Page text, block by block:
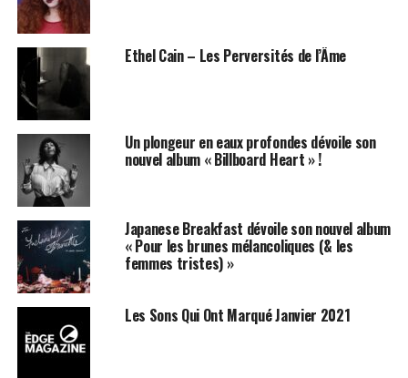
ou les flows semblent parfois rigides, mais elle brille
lorsqu’elle collabore avec d’autres rappeurs ou artistes
de renom. Étant donné sa notoriété, il serait naïf de
penser qu’elle disparaîtra après cet album. Ainsi, notre
curiosité quant à son évolution reste intacte.
Découvrons les cinq meilleures chansons de
Y2K!d’Ice
Spice, selon
VIBE.
« Phat Butt »
Ethel Cain – Les Perversités de l’Âme
Un plongeur en eaux profondes dévoile son
nouvel album « Billboard Heart » !
Japanese Breakfast dévoile son nouvel album
« Pour les brunes mélancoliques (& les
femmes tristes) »
Les Sons Qui Ont Marqué Janvier 2021